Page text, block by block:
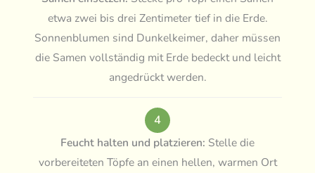
etwa zwei bis drei Zentimeter tief in die Erde.
Sonnenblumen sind Dunkelkeimer, daher müssen
die Samen vollständig mit Erde bedeckt und leicht
angedrückt werden.
4
Feucht halten und platzieren: Stelle die
vorbereiteten Töpfe an einen hellen, warmen Ort